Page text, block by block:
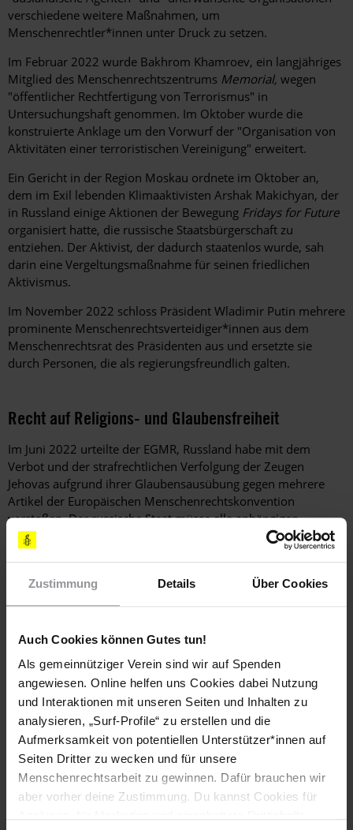
Zustimmung Details Über Cookies
Auch Cookies können Gutes tun!
Als gemeinnütziger Verein sind wir auf Spenden
angewiesen. Online helfen uns Cookies dabei Nutzung
und Interaktionen mit unseren Seiten und Inhalten zu
analysieren, „Surf-Profile“ zu erstellen und die
Aufmerksamkeit von potentiellen Unterstützer*innen auf
Seiten Dritter zu wecken und für unsere
Menschenrechtsarbeit zu gewinnen. Dafür brauchen wir
aber vorher deine Zustimmung. Du kannst Cookies für
verschiedene weitere Maßnahmen, um
Menschenrechtler*innen unter Druck zu setzen.
Im Februar 2022 wurde Bakhrom Khamroev, ein langjähriges
Mitglied des Menschenrechtszentrums Memorial, wegen
"öffentlicher Rechtfertigung von Terrorismus" in
Untersuchungshaft genommen. Im Oktober wurde die
konstruierte Anklage um den Vorwurf der "Organisation von
Aktivitäten einer terroristischen Vereinigung" erweitert.
Ein Gericht in der Region Moskau ordnete im Oktober an,
dem im Exil lebenden Klimaaktivisten Arshak Makichyan, der
in Russland einige Aktionen der Bewegung Fridays for Future
organisiert hatte, die russische Staatsbürgerschaft zu
entziehen. Der Aktivist, der dadurch staatenlos wurde, sah
darin eine Vergeltungsmaßnahme für seinen friedlichen
Aktivismus.
Im November 2022 schloss Präsident Wladimir Putin mehrere
prominente Menschenrechtsverteidiger*innen aus dem
Menschenrechtsrat des Präsidenten aus und ersetzte sie
durch Personen, die als regierungsfreundlich galten.
Recht auf Religions- und Glaubensfreiheit
Im Juni 2022 urteilte der EGMR, Russland habe mit dem
Verbot und der strafrechtlichen Verfolgung der Zeugen
Jehovas aufgrund ihrer Glaubensausübung gegen mehrere
Artikel der Europäischen Menschenrechtskonvention
verstoßen. Der russische Staat müsse alle anhängigen
Strafverfahren einstellen und bereits inhaftierte Zeugen
Jehovas freilassen. Trotz dieses Urteils und zweier weiterer
Zeugen Jehovas weiterhin schikaniert und strafrechtlich
verfolgt. Ihnen drohten hohe Geldstrafen und bis zu sieben
politische Gefangene Dennis Christensen nach Verbüßung
seiner sechsjährigen Haftstrafe aus einer Strafkolonie
entlassen. Er war der erste Zeuge Jehovas, der nach dem
Verbot der Organisation im Jahr 2017 inhaftiert worden war.
Folter und andere Misshandlungen
In den Haftanstalten waren Folter und andere